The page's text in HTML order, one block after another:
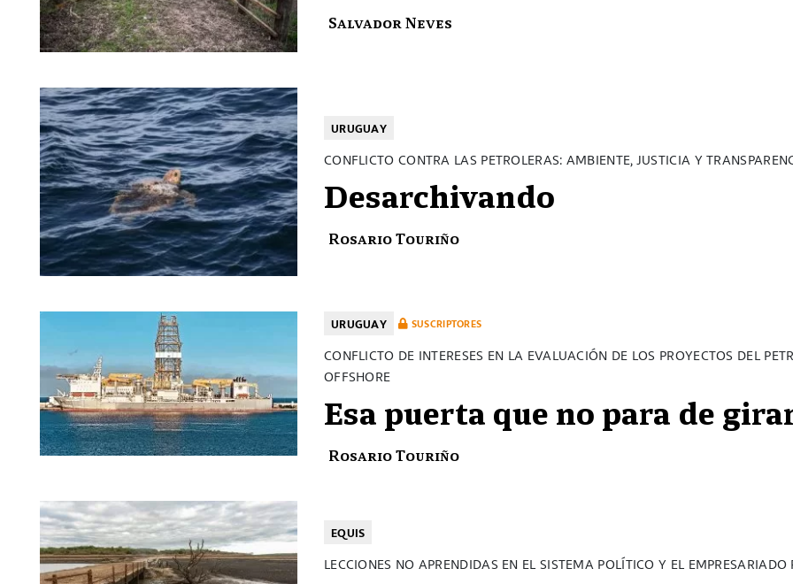
Salvador Neves
URUGUAY
CONFLICTO CONTRA LAS PETROLERAS: AMBIENTE, JUSTICIA Y
Desarchivando
Rosario Touriño
URUGUAY SUSCRIPTORES
CONFLICTO DE INTERESES EN LA EVALUACIÓN DE LOS PROYECTOS DEL
OFFSHORE
Esa puerta que no para de
Rosario Touriño
EQUIS
LECCIONES NO APRENDIDAS EN EL SISTEMA POLÍTICO Y EL EMPRESARIADO